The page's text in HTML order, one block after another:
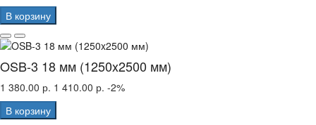
В корзину
OSB-3 18 мм (1250x2500 мм)
1 380.00 р. 1 410.00 р. -2%
В корзину